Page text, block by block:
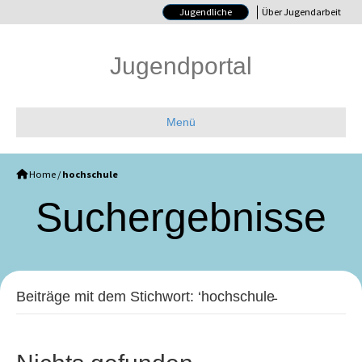
Jugendliche Über Jugendarbeit
Jugendportal
Menü
Home / hochschule
Such­ergebnisse
Beiträge mit dem Stichwort: ‘hochschule̵